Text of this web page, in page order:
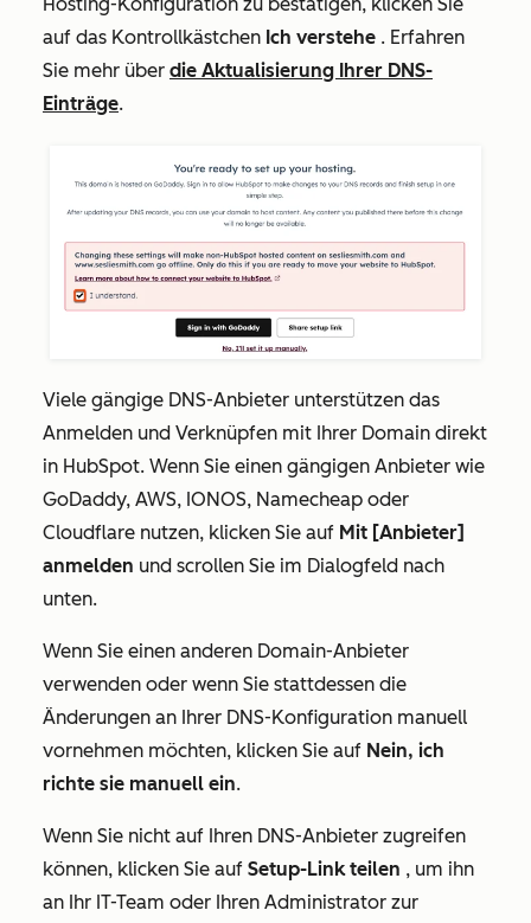
auf das Kontrollkästchen Ich verstehe . Erfahren
Sie mehr über die Aktualisierung Ihrer DNS-
Einträge.
Viele gängige DNS-Anbieter unterstützen das
Anmelden und Verknüpfen mit Ihrer Domain direkt
in HubSpot. Wenn Sie einen gängigen Anbieter wie
GoDaddy, AWS, IONOS, Namecheap oder
Cloudflare nutzen, klicken Sie auf Mit [Anbieter]
anmelden und scrollen Sie im Dialogfeld nach
unten.
Wenn Sie einen anderen Domain-Anbieter
verwenden oder wenn Sie stattdessen die
Änderungen an Ihrer DNS-Konfiguration manuell
vornehmen möchten, klicken Sie auf Nein, ich
richte sie manuell ein.
Wenn Sie nicht auf Ihren DNS-Anbieter zugreifen
können, klicken Sie auf Setup-Link teilen , um ihn
an Ihr IT-Team oder Ihren Administrator zur